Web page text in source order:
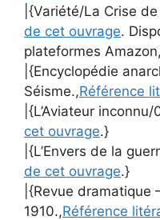
|{Variété/La Crise de
de cet ouvrage.
plateformes
|{Encyclopédie
Séisme.,Référence
|{L’Aviateur inconnu/
cet ouvrage.}
|{L’Envers de la
de cet ouvrage.}
|{Revue dramatique
1910.,Référence